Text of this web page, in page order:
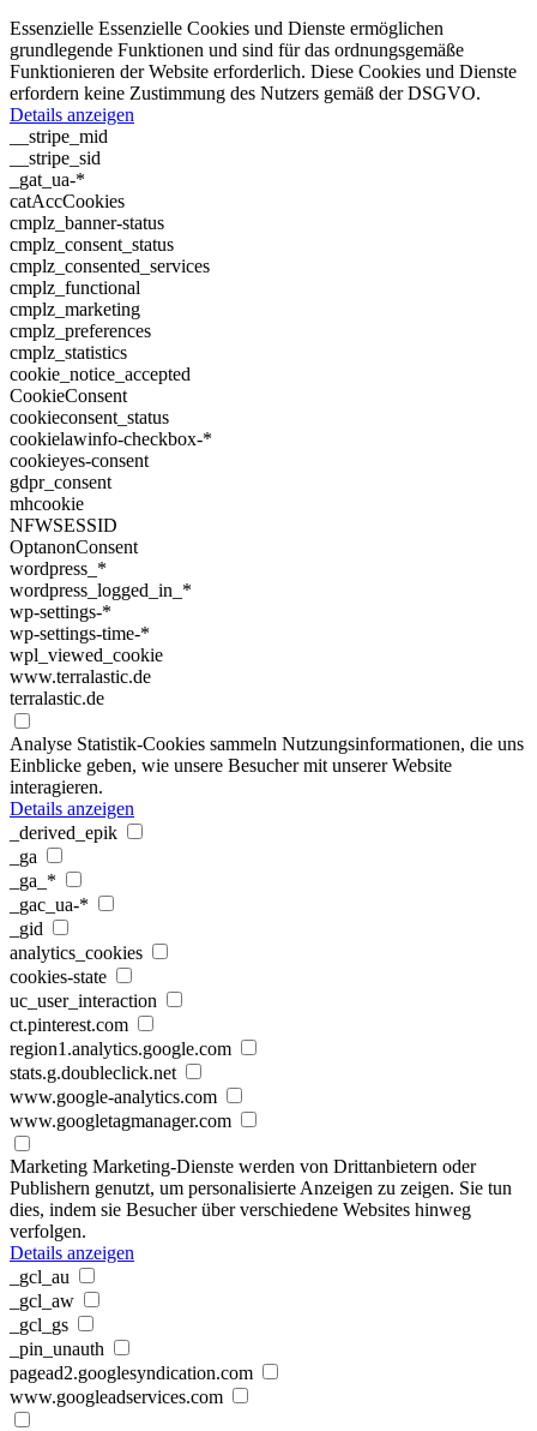
Essenzielle Essenzielle Cookies und Dienste ermöglichen
grundlegende Funktionen und sind für das ordnungsgemäße
Funktionieren der Website erforderlich. Diese Cookies und Dienste
erfordern keine Zustimmung des Nutzers gemäß der DSGVO.
Details anzeigen
__stripe_mid
__stripe_sid
_gat_ua-*
catAccCookies
cmplz_banner-status
cmplz_consent_status
cmplz_consented_services
cmplz_functional
cmplz_marketing
cmplz_preferences
cmplz_statistics
cookie_notice_accepted
CookieConsent
cookieconsent_status
cookielawinfo-checkbox-*
cookieyes-consent
gdpr_consent
mhcookie
NFWSESSID
OptanonConsent
wordpress_*
wordpress_logged_in_*
wp-settings-*
wp-settings-time-*
wpl_viewed_cookie
www.terralastic.de
terralastic.de
Analyse Statistik-Cookies sammeln Nutzungsinformationen, die uns
Einblicke geben, wie unsere Besucher mit unserer Website
interagieren.
Details anzeigen
_derived_epik
_ga
_ga_*
_gac_ua-*
_gid
analytics_cookies
cookies-state
uc_user_interaction
ct.pinterest.com
region1.analytics.google.com
stats.g.doubleclick.net
www.google-analytics.com
www.googletagmanager.com
Marketing Marketing-Dienste werden von Drittanbietern oder
Publishern genutzt, um personalisierte Anzeigen zu zeigen. Sie tun
dies, indem sie Besucher über verschiedene Websites hinweg
verfolgen.
Details anzeigen
_gcl_au
_gcl_aw
_gcl_gs
_pin_unauth
pagead2.googlesyndication.com
www.googleadservices.com